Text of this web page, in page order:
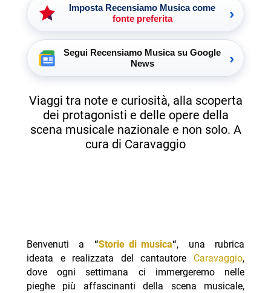
Imposta Recensiamo Musica come
fonte preferita
›
Segui Recensiamo Musica su Google
News
›
Viaggi tra note e curiosità, alla scoperta
dei protagonisti e delle opere della
scena musicale nazionale e non solo. A
cura di Caravaggio
Benvenuti a “Storie di musica“, una rubrica
ideata e realizzata del cantautore Caravaggio,
dove ogni settimana ci immergeremo nelle
pieghe più affascinanti della scena musicale,